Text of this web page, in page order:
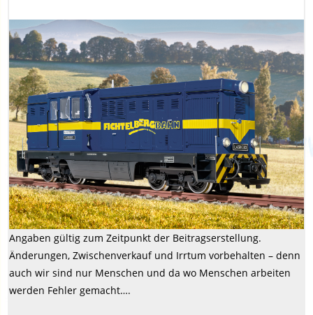
Angaben gültig zum Zeitpunkt der Beitragserstellung.
Änderungen, Zwischenverkauf und Irrtum vorbehalten – denn
auch wir sind nur Menschen und da wo Menschen arbeiten
werden Fehler gemacht….